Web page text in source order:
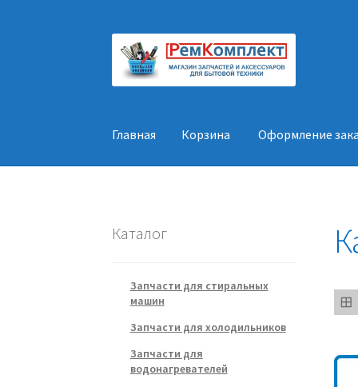
Перейти
навигации
Перейти
содержимому
Главная Корзина Оформление
Каталог
Запчасти для стиральных
машин
Запчасти для холодильников
Запчасти для
водонагревателей